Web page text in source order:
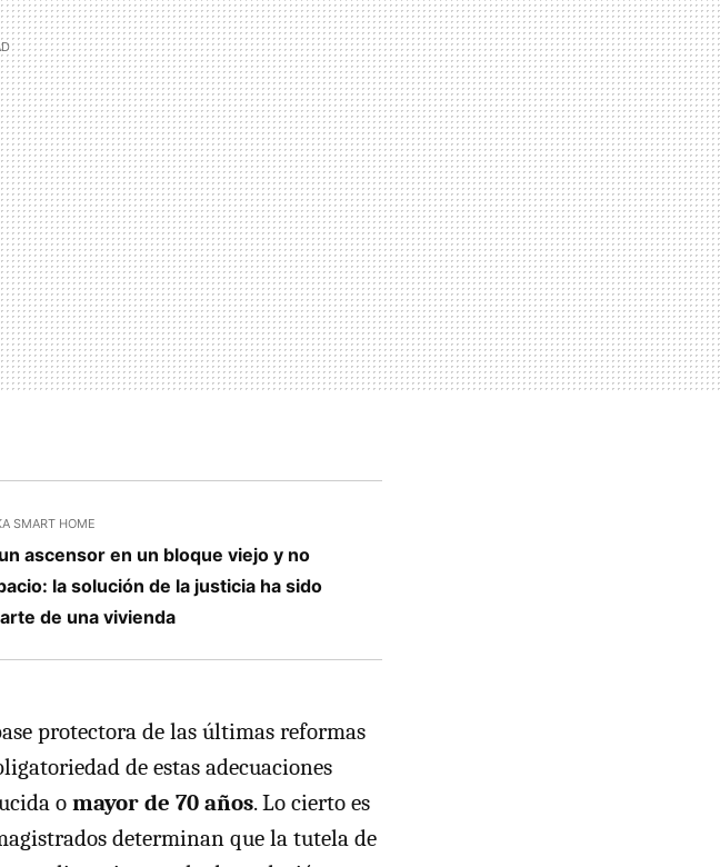
SMART HOME
ascensor en un bloque viejo y no
la solución de la justicia ha sido
de una vivienda
protectora de las últimas reformas
de estas adecuaciones
o mayor de 70 años. Lo cierto es
determinan que la tutela de